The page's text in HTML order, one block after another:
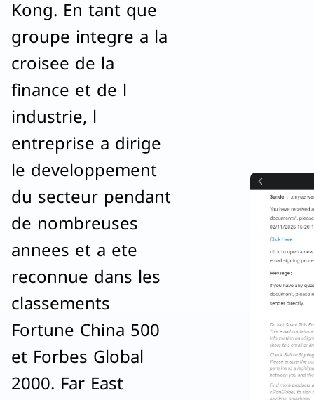
Kong. En tant que
groupe integre a la
croisee de la
finance et de l
industrie, l
entreprise a dirige
le developpement
du secteur pendant
de nombreuses
annees et a ete
reconnue dans les
classements
Fortune China 500
et Forbes Global
2000. Far East